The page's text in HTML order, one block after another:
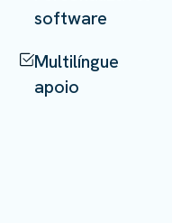
software
Multilíngue
apoio